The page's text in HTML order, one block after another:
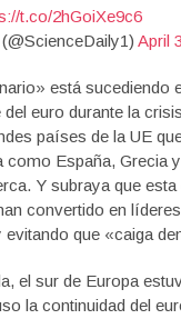
t.co/2hGoiXe9c6
April
está sucediendo
euro durante la
países de la UE
España, Grecia
Y subraya que
convertido en
que «caiga
el sur de Europa
la continuidad del